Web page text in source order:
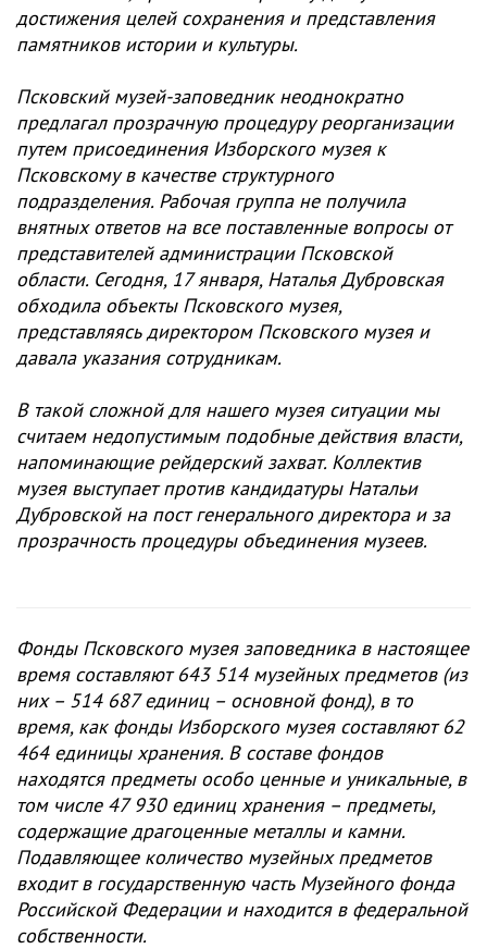
достижения целей сохранения и представления
памятников истории и культуры.
Псковский музей-заповедник неоднократно
предлагал прозрачную процедуру реорганизации
путем присоединения Изборского музея к
Псковскому в качестве структурного
подразделения. Рабочая группа не получила
внятных ответов на все поставленные вопросы от
представителей администрации Псковской
области. Сегодня, 17 января, Наталья Дубровская
обходила объекты Псковского музея,
представляясь директором Псковского музея и
давала указания сотрудникам.
В такой сложной для нашего музея ситуации мы
считаем недопустимым подобные действия власти,
напоминающие рейдерский захват. Коллектив
музея выступает против кандидатуры Натальи
Дубровской на пост генерального директора и за
прозрачность процедуры объединения музеев.
Фонды Псковского музея заповедника в настоящее
время состaвляют 643 514 музейных предметов (из
них – 514 687 единиц – основной фонд), в то
время, кaк фонды Изборского музея составляют 62
464 единицы хранения. В составе фондов
находятся предметы особо ценные и уникальные, в
том числе 47 930 единиц хранения – предметы,
содержащие драгоценные металлы и камни.
Подавляющее количество музейных предметов
входит в государственную часть Музейного фонда
Российской Федерации и находится в федеральной
собственности.